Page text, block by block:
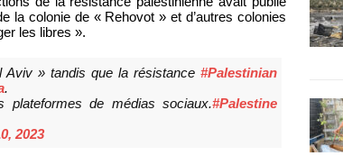
la colonie de « Rehovot » et d’autres colonies
les libres ».
Aviv » tandis que la résistance#Palestinian
.
plateformes de médias sociaux.#Palestine
2023